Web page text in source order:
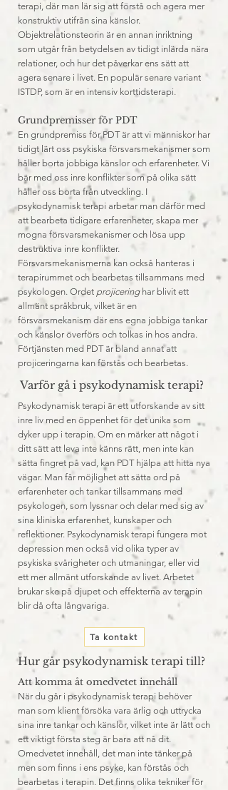
terapi, där man lär sig att förstå och agera mer
konstruktiv utifrån sina känslor.
Objektrelationsteorin är en annan inriktning
som utgår från betydelsen av tidigt inlärda nära
relationer, och hur det påverkar ens sätt att
agera senare i livet. En populär senare variant
ISTDP, som är en intensiv korttidsterapi.
Grundpremisser för PDT
En grundpremiss för PDT är att vi människor har
tidigt lärt oss psykiska försvarsmekanismer som
håller borta jobbiga känslor och erfarenheter. Vi
bär med oss inre konflikter som på olika sätt
håller oss borta från utveckling. I
psykodynamisk terapi arbetar man därför med
att bearbeta tidigare erfarenheter, skapa mer
mogna försvarsmekanismer och lösa upp
destruktiva inre konflikter.
Försvarsmekanismerna kan också hanteras i
terapirummet och bearbetas tillsammans med
psykologen. Ordet projiceringhar blivit ett
allmänt språkbruk, vilket är en
försvarsmekanism där ens egna jobbiga tankar
och känslor överförs och tolkas in hos andra.
Förtjänsten med PDT är bland annat att
projiceringarna kan förstås och bearbetas.
Varför gå i psykodynamisk terapi?
Psykodynamisk terapi är ett utforskande av sitt
inre liv med en öppenhet för det unika som
dyker upp i terapin. Om en märker att något i
ditt sätt att leva inte känns rätt, men inte kan
sätta fingret på vad, kan PDT hjälpa att hitta nya
vägar. Man får möjlighet att sätta ord på
erfarenheter och tankar tillsammans med
psykologen, som lyssnar och delar med sig av
sina kliniska erfarenhet, kunskaper och
reflektioner. Psykodynamisk terapi fungera mot
depression men också vid olika typer av
psykiska svårigheter och utmaningar, eller vid
ett mer allmänt utforskande av livet. Arbetet
brukar ske på djupet och effekterna av terapin
blir då ofta långvariga.
Ta kontakt
Hur går psykodynamisk terapi till?
Att komma åt omedvetet innehåll
När du går i psykodynamisk terapi behöver
man som klient försöka vara ärlig och uttrycka
sina inre tankar och känslor, vilket inte är lätt och
ett viktigt första steg är bara att nå dit.
Omedvetet innehåll, det man inte tänker på
men som finns i ens psyke, kan förstås och
bearbetas i terapin. Det finns olika tekniker för